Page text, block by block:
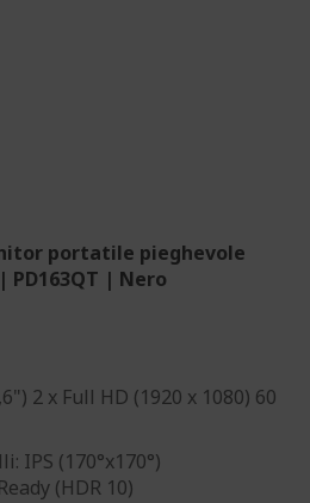
portatile pieghevole
PD163QT | Nero
2 x Full HD (1920 x 1080) 60
IPS (170°x170°)
(HDR 10)